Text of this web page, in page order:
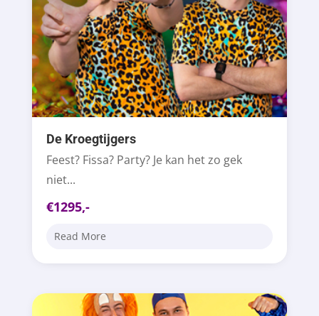
De Kroegtijgers
Feest? Fissa? Party? Je kan het zo gek
niet...
€1295,-
Read More